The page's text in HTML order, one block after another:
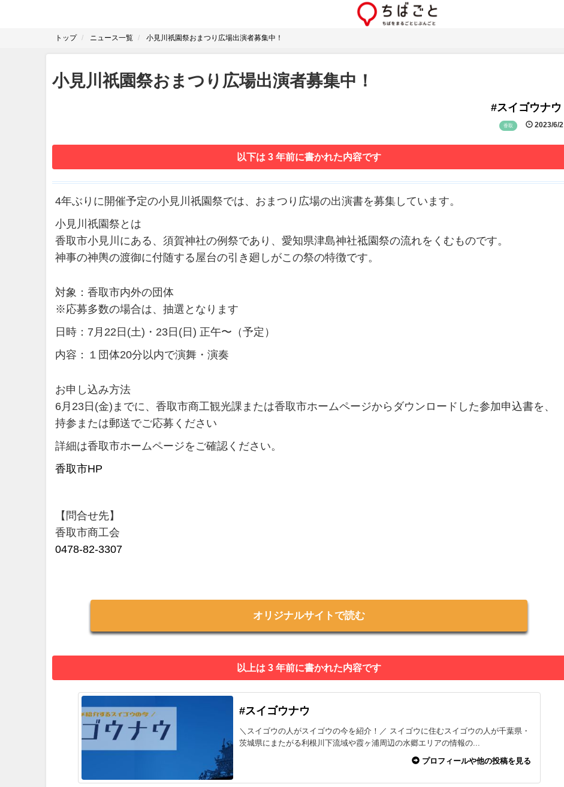
トップ ニュース一覧 小見川祇園祭おまつり広場出演者募集中！
小見川祇園祭おまつり広場出演者募集中！
#スイゴウナウ
香取 2023/6/2
以下は 3 年前に書かれた内容です
4年ぶりに開催予定の小見川祇園祭では、おまつり広場の出演書を募集しています。
小見川祇園祭とは
香取市小見川にある、須賀神社の例祭であり、愛知県津島神社祗園祭の流れをくむものです。
神事の神輿の渡御に付随する屋台の引き廻しがこの祭の特徴です。
対象：香取市内外の団体
※応募多数の場合は、抽選となります
日時：7月22日(土)・23日(日) 正午〜（予定）
内容：１団体20分以内で演舞・演奏
お申し込み方法
6月23日(金)までに、香取市商工観光課または香取市ホームページからダウンロードした参加申込書を、
持参または郵送でご応募ください
詳細は香取市ホームページをご確認ください。
香取市HP
【問合せ先】
香取市商工会
0478-82-3307
オリジナルサイトで読む
以上は 3 年前に書かれた内容です
#スイゴウナウ
＼スイゴウの人がスイゴウの今を紹介！／ スイゴウに住むスイゴウの人が千葉県・
茨城県にまたがる利根川下流域や霞ヶ浦周辺の水郷エリアの情報の...
プロフィールや他の投稿を見る